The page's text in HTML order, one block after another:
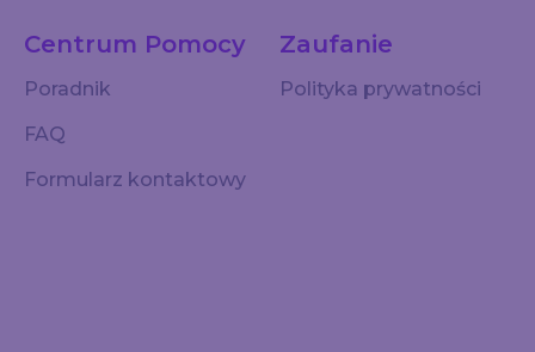
Centrum Pomocy
Poradnik
FAQ
Formularz kontaktowy
Zaufanie
Polityka prywatności